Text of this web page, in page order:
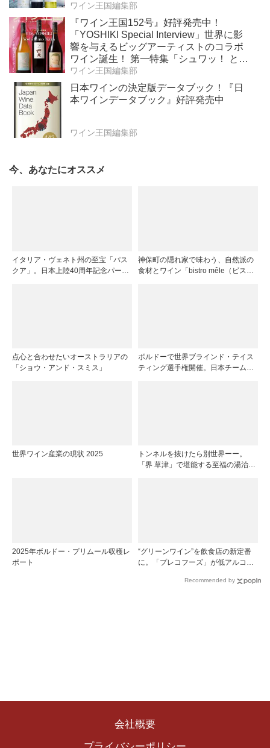
「Bordeaux Primeur Report2025」
ワイン王国編集部
『ワイン王国152号』好評発売中！
「YOSHIKI Special Interview」世界に影
響を与えるビッグアーティストのコラボ
ワイン誕生！ 第一特集「シュワッ！ と学
ぶスパークリングワイン」 第二特集「カ
リフォルニア“軽旨”が美味しい」
ワイン王国編集部
日本ワインの決定版データブック！『日
本ワインデータブック』好評発売中
ワイン王国編集部
今、あなたにオススメ
イタリア・ヴェネト州の至宝「パス
クア」。日本上陸40周年記念パーテ
神保町の隠れ家で味わう、自然派の
食材とワイン「bistro mêle（ビスト
点心と合わせたいオーストラリアの
「ショウ・アンド・スミス」
ボルドーで世界ブラインド・テイス
ティング選手権開催。日本チームが4
世界ワイン産業の現状 2025
トンネルを抜けたら別世界ーー。
「界 草津」で堪能する至福の湯治と
2025年ボルドー・プリムール収穫レ
ポート
“グリーンワイン”を飲食店の新定番
に。「プレコフーズ」が低アルコー
Recommended by
会社概要